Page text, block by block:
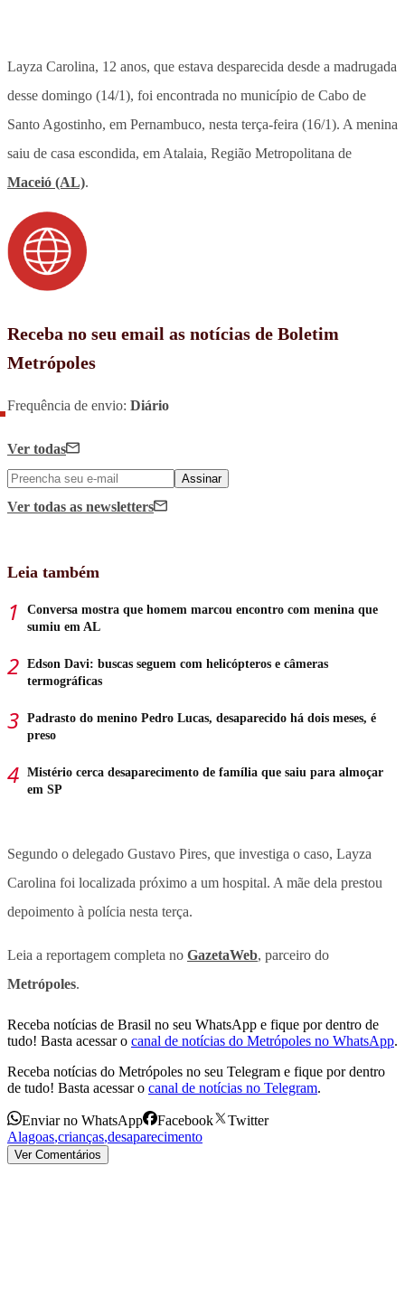
Layza Carolina, 12 anos, que estava desparecida desde a madrugada
desse domingo (14/1), foi encontrada no município de Cabo de
Santo Agostinho, em Pernambuco, nesta terça-feira (16/1). A menina
saiu de casa escondida, em Atalaia, Região Metropolitana de
Maceió (AL).
Receba no seu email as notícias de Boletim
Metrópoles
Frequência de envio: Diário
Ver todas
Assinar
Ver todas as newsletters
Leia também
Conversa mostra que homem marcou encontro com menina que
sumiu em AL
Edson Davi: buscas seguem com helicópteros e câmeras
termográficas
Padrasto do menino Pedro Lucas, desaparecido há dois meses, é
preso
Mistério cerca desaparecimento de família que saiu para almoçar
em SP
Segundo o delegado Gustavo Pires, que investiga o caso, Layza
Carolina foi localizada próximo a um hospital. A mãe dela prestou
depoimento à polícia nesta terça.
Leia a reportagem completa no GazetaWeb, parceiro do
Metrópoles.
Receba notícias de Brasil no seu WhatsApp e fique por dentro de
tudo! Basta acessar o canal de notícias do Metrópoles no WhatsApp.
Receba notícias do Metrópoles no seu Telegram e fique por dentro
de tudo! Basta acessar o canal de notícias no Telegram.
Enviar no WhatsApp Facebook
Twitter
Alagoas,crianças,desaparecimento
Ver Comentários